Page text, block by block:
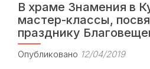
В храме Знамения в
мастер-классы,
празднику
Опубликовано 12/04/2019